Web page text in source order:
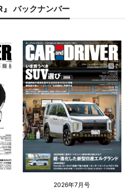
バックナンバー
2026年7月号